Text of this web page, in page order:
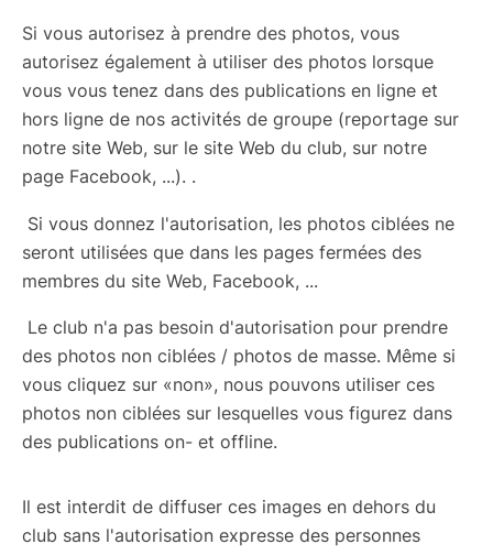
Si vous autorisez à prendre des photos, vous
autorisez également à utiliser des photos lorsque
vous vous tenez dans des publications en ligne et
hors ligne de nos activités de groupe (reportage sur
notre site Web, sur le site Web du club, sur notre
page Facebook, ...). .
Si vous donnez l'autorisation, les photos ciblées ne
seront utilisées que dans les pages fermées des
membres du site Web, Facebook, ...
Le club n'a pas besoin d'autorisation pour prendre
des photos non ciblées / photos de masse. Même si
vous cliquez sur «non», nous pouvons utiliser ces
photos non ciblées sur lesquelles vous figurez dans
des publications on- et offline.
Il est interdit de diffuser ces images en dehors du
club sans l'autorisation expresse des personnes